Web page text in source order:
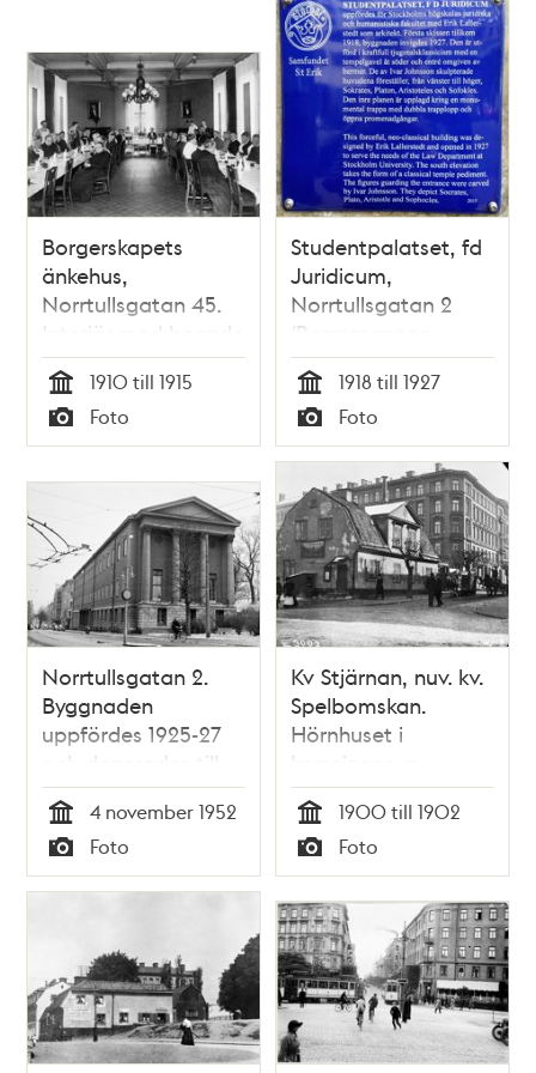
Borgerskapets
änkehus,
Norrtullsgatan 45.
Interiör med boende
och personal vid
måltid i den
gemensamma
matsalen.
Tid
1910 till 1915
Typ
Foto
Studentpalatset, fd
Juridicum,
Norrtullsgatan 2
(Bergsmannen
Större 8)
Tid
1918 till 1927
Typ
Foto
Norrtullsgatan 2.
Byggnaden
uppfördes 1925-27
och donerades till
Stockholms
högskola från
Stockholms stad.
Från 1998 kallas
och hyser läsplatser
för studenter
Tid
4 november 1952
Typ
Foto
Kv Stjärnan, nuv. kv.
Spelbomskan.
Hörnhuset i
korsningen av
Norrtullsgatan och
Odengatan. Huset
revs 1902
Tid
1900 till 1902
Typ
Foto